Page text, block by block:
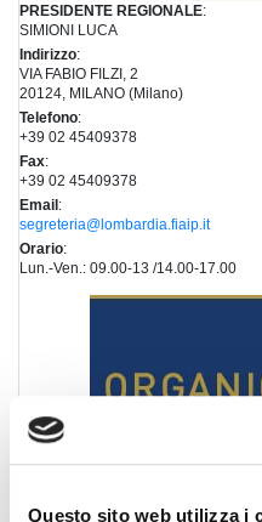
Questo sito web utilizza i
PRESIDENTE REGIONALE:
SIMIONI LUCA
Indirizzo:
VIA FABIO FILZI, 2
20124, MILANO (Milano)
Telefono:
+39 02 45409378
Fax:
+39 02 45409378
Email:
segreteria@lombardia.fiaip.it
Orario:
Lun.-Ven.: 09.00-13 /14.00-17.00